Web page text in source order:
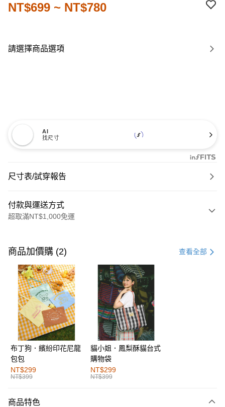
NT$699 ~ NT$780
請選擇商品選項
AI
找尺寸
尺寸表/試穿報告
付款與運送方式
超取滿NT$1,000免運
信用卡一次付款
購物金
超商取貨付款
LINE Pay
街口支付
運送方式
全家取貨付款
每筆NT$60，滿NT$1,000(含以上)免運費
付款後全家取貨
商品加價購 (2) 查看全部
布丁狗．繽紛印花尼龍
包包
NT$299
NT$399
貓小姐．鳳梨酥貓台式
購物袋
NT$299
NT$399
商品特色